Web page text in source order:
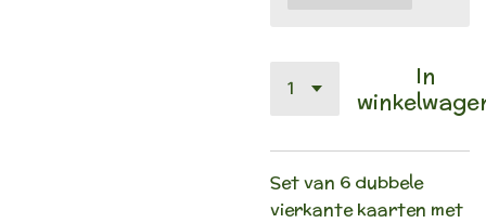
In
Set van 6 dubbele
vierkante kaarten met